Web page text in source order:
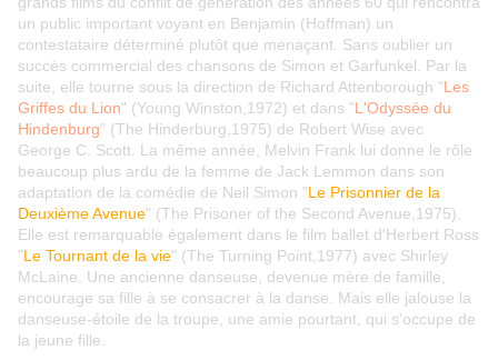
un public important voyant en Benjamin (Hoffman) un
contestataire déterminé plutôt que menaçant. Sans oublier un
succès commercial des chansons de Simon et Garfunkel. Par la
suite, elle tourne sous la direction de Richard Attenborough "Les
Griffes du Lion" (Young Winston,1972) et dans "L'Odyssée du
Hindenburg" (The Hinderburg,1975) de Robert Wise avec
George C. Scott. La même année, Melvin Frank lui donne le rôle
beaucoup plus ardu de la femme de Jack Lemmon dans son
adaptation de la comédie de Neil Simon "Le Prisonnier de la
Deuxième Avenue" (The Prisoner of the Second Avenue,1975).
Elle est remarquable également dans le film ballet d'Herbert Ross
"Le Tournant de la vie" (The Turning Point,1977) avec Shirley
McLaine. Une ancienne danseuse, devenue mère de famille,
encourage sa fille à se consacrer à la danse. Mais elle jalouse la
danseuse-étoile de la troupe, une amie pourtant, qui s'occupe de
la jeune fille.